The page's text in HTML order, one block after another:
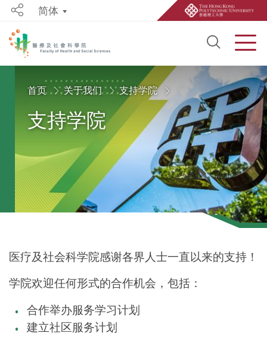
Open
Share简体
首页 关于我们 支持学院
支持学院
医疗及社会科学院感谢各界人士一直以来的支持！
学院欢迎任何形式的合作机会，包括：
合作举办服务学习计划
建立社区服务计划